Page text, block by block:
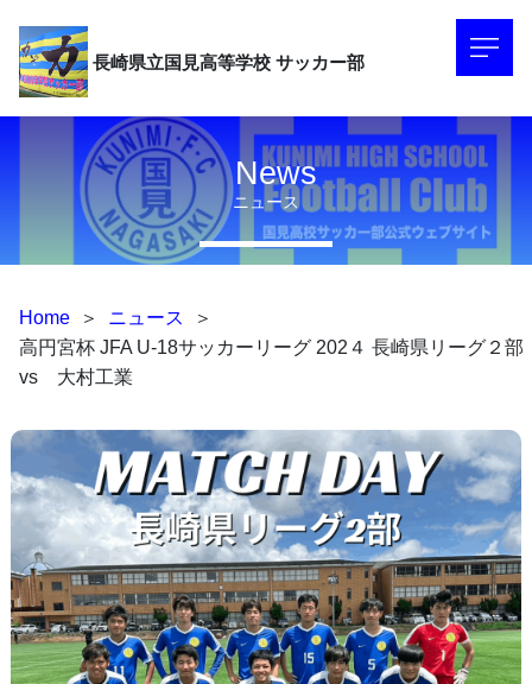
長崎県立国見高等学校 サッカー部
ニュース
News
Home ＞ ニュース
＞
高円宮杯 JFA U-18サッカーリーグ 202４ 長崎県リーグ２部
vs 大村工業